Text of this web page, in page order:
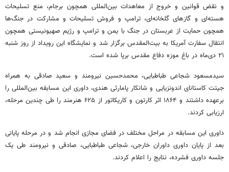
و نقض قوانین و خروج از معاهدات بین‌المللی همچون برجام، منع تسلیحات
هسته‌ای و گازهای گلخانه‌ای، ترامپ و فروش تسلیحات و مشارکت در جنگ‌ها
همچون حمایت از عربستان در جنگ با یمن و ترامپ و رژیم صهیونیستی همچون
انتقال سفارت آمریکا به بیت‌المقدس برگزار شد و نمایشگاه این رویداد از روز شنبه
۲۱ دی‌ماه در باغ موزه دفاع مقدس برپا شده است.
سیدمسعود شجاعی طباطبایی، محمدحسین نیرومند و سعید صادقی به همراه
جیتت کاستانای اندونزیایی و شانکار پامارثیهندی، داوری این مسابقه بین‌المللی را
برعهده داشتند و ۱۸۶۴ اثر کارتون و کاریکاتور از ۶۲۵ هنرمند را طی چندین مرحله،
ارزیابی کردند.
داوری این مسابقه در مراحل مختلف در فضای مجازی انجام شد و در مرحله پایانی
بعد از پایان داوری داوران خارجی، شجاعی طباطبایی، صادقی و نیرومند طی یک
جلسه داوری فشرده، نتایج را اعلام کردند.